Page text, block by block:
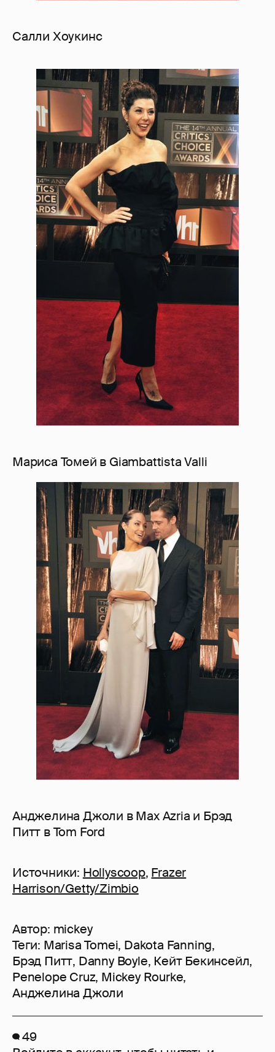
Салли Хоукинс
Мариса Томей в Giambattista Valli
Анджелина Джоли в Max Azria и Брэд
Питт в Tom Ford
Источники: Hollyscoop, Frazer
Harrison/Getty/Zimbio
Автор: mickey
Теги: Marisa Tomei, Dakota Fanning,
Брэд Питт, Danny Boyle, Кейт Бекинсейл,
Penelope Cruz, Mickey Rourke,
Анджелина Джоли
49